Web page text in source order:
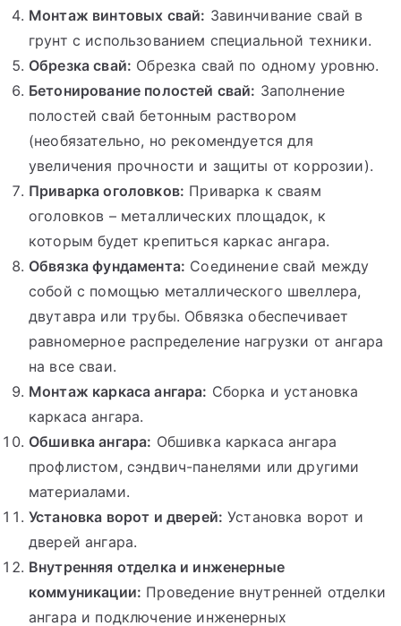
Монтаж винтовых свай: Завинчивание свай в
грунт с использованием специальной техники.
Обрезка свай: Обрезка свай по одному уровню.
Бетонирование полостей свай: Заполнение
полостей свай бетонным раствором
(необязательно, но рекомендуется для
увеличения прочности и защиты от коррозии).
Приварка оголовков: Приварка к сваям
оголовков – металлических площадок, к
которым будет крепиться каркас ангара.
Обвязка фундамента: Соединение свай между
собой с помощью металлического швеллера,
двутавра или трубы. Обвязка обеспечивает
равномерное распределение нагрузки от ангара
на все сваи.
Монтаж каркаса ангара: Сборка и установка
каркаса ангара.
Обшивка ангара: Обшивка каркаса ангара
профлистом, сэндвич-панелями или другими
материалами.
Установка ворот и дверей: Установка ворот и
дверей ангара.
Внутренняя отделка и инженерные
коммуникации: Проведение внутренней отделки
ангара и подключение инженерных